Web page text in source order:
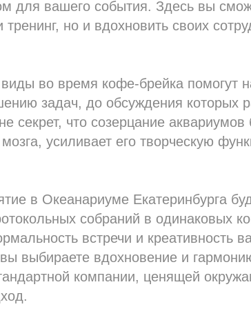
для вашего события. Здесь вы
но и вдохновить своих
во время кофе-брейка помогут
задач, до обсуждения которых
секрет, что созерцание аквариумов
усиливает его творческую
в Океанариуме Екатеринбурга
собраний в одинаковых
встречи и креативность
выбираете вдохновение и
компании, ценящей